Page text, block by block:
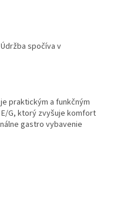
spočíva v
praktickým a funkčným
G, ktorý zvyšuje komfort
gastro vybavenie